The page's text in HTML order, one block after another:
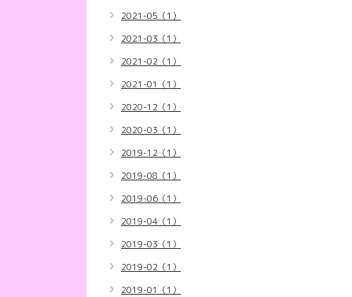
2021-05（1）
2021-03（1）
2021-02（1）
2021-01（1）
2020-12（1）
2020-03（1）
2019-12（1）
2019-08（1）
2019-06（1）
2019-04（1）
2019-03（1）
2019-02（1）
2019-01（1）